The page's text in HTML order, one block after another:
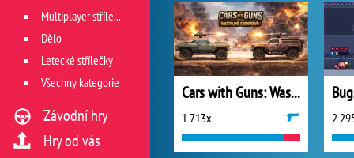
Cars with Guns: Wasteland Showdown
1 713x 2
Multiplayer střílečky
Dělo
Letecké střílečky
Všechny kategorie
Závodní hry
Hry od vás